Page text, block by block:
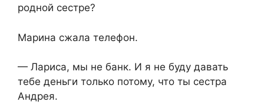
родной сестре?
Марина сжала телефон.
— Лариса, мы не банк. И я не буду давать
тебе деньги только потому, что ты сестра
Андрея.